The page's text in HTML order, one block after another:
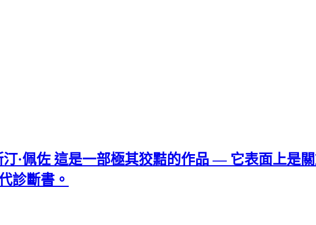
汀·佩佐 這是一部極其狡黠的作品 — 它表面上是
診斷書。